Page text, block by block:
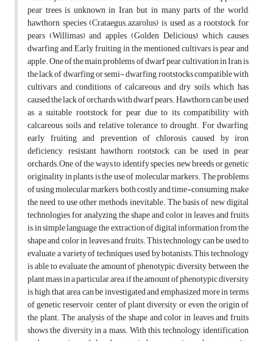
pear trees is unknown in Iran, but in many parts of the world,
hawthorn species (Crataegus.azarolus) is used as a rootstock for
pears (Willimas) and apples (Golden Delicious), which causes
dwarfing and Early fruiting in the mentioned cultivars is pear and
apple. One of the main problems of dwarf pear cultivation in Iran is
the lack of dwarfing or semi- dwarfing rootstocks compatible with
cultivars and conditions of calcareous and dry soils, which has
caused the lack of orchards with dwarf pears. Hawthorn can be used
as a suitable rootstock for pear due to its compatibility with
calcareous soils and relative tolerance to drought. For dwarfing,
early fruiting and prevention of chlorosis caused by iron
deficiency, resistant hawthorn rootstock can be used in pear
orchards.One of the ways to identify species, new breeds or genetic
originality in plants is the use of molecular markers. The problems
of using molecular markers, both costly and time-consuming, make
the need to use other methods inevitable. The basis of new digital
technologies for analyzing the shape and color in leaves and fruits
is, in simple language, the extraction of digital information from the
shape and color in leaves and fruits. This technology can be used to
evaluate a variety of techniques used by botanists.This technology
is able to evaluate the amount of phenotypic diversity between the
plant mass in a particular area, if the amount of phenotypic diversity
is high, that area can be investigated and emphasized more in terms
of genetic reservoir, center of plant diversity, or even the origin of
the plant. The analysis of the shape and color in leaves and fruits
shows the diversity in a mass. With this technology, identification